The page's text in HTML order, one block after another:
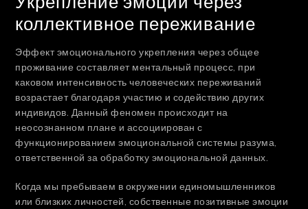
коллективное переживание
Эффект эмоционального укрепления через общее
проживание составляет ментальный процесс, при
каковом интенсивность человеческих переживаний
возрастает благодаря участию и содействию других
индивидов. Данный феномен происходит на
неосознанном плане и ассоциирован с
функционированием эмоциональной системы разума,
ответственной за обработку эмоциональной данных.
Когда мы пребываем в окружении единомышленников
или близких личностей, собственные позитивные эмоции